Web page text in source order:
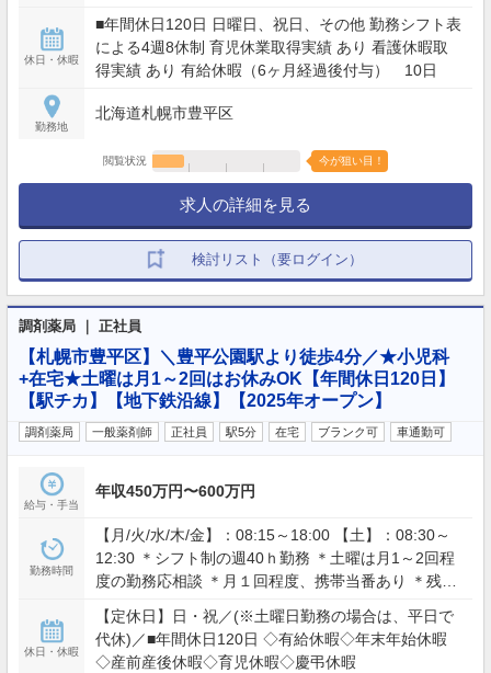
休日・休暇
■年間休日120日 日曜日、祝日、その他 勤務シフト表
による4週8休制 育児休業取得実績 あり 看護休暇取
得実績 あり 有給休暇（6ヶ月経過後付与） 10日
勤務地
北海道札幌市豊平区
閲覧状況 今が狙い目！
求人の詳細を見る
検討リスト（要ログイン）
調剤薬局 ｜ 正社員
【札幌市豊平区】＼豊平公園駅より徒歩4分／★小児科
+在宅★土曜は月1～2回はお休みOK【年間休日120日】
【駅チカ】【地下鉄沿線】【2025年オープン】
調剤薬局 一般薬剤師 正社員 駅5分 在宅 ブランク可 車通勤可
給与・手当
年収450万円〜600万円
勤務時間
【月/火/水/木/金】：08:15～18:00 【土】：08:30～
12:30 ＊シフト制の週40ｈ勤務 ＊土曜は月1～2回程
度の勤務応相談 ＊月１回程度、携帯当番あり ＊残業
休日・休暇
【定休日】日・祝／(※土曜日勤務の場合は、平日で
代休)／■年間休日120日 ◇有給休暇◇年末年始休暇
◇産前産後休暇◇育児休暇◇慶弔休暇